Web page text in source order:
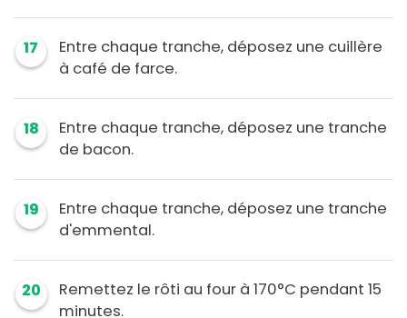
17
Entre chaque tranche, déposez une cuillère
à café de farce.
18
Entre chaque tranche, déposez une tranche
de bacon.
19
Entre chaque tranche, déposez une tranche
d'emmental.
20
Remettez le rôti au four à 170°C pendant 15
minutes.